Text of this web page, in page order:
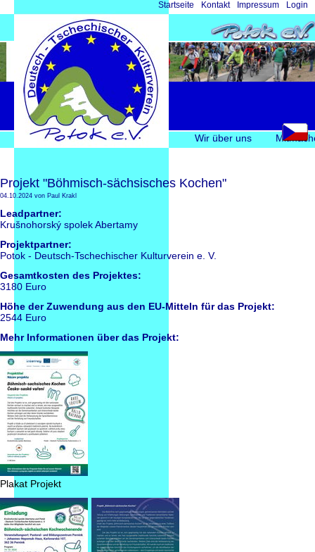
Navigation
überspringen
Wir über uns
Navigation
überspringen
Login
Impressum
Kontakt
Startseite
Projekt "Böhmisch-sächsisches Kochen"
04.10.2024 von Paul Krakl
Leadpartner:
Krušnohorský spolek Abertamy
Projektpartner:
Potok - Deutsch-Tschechischer Kulturverein e. V.
Gesamtkosten des Projektes:
3180 Euro
Höhe der Zuwendung aus den EU-Mitteln für das Projekt:
2544 Euro
Mehr Informationen über das Projekt:
Plakat Projekt